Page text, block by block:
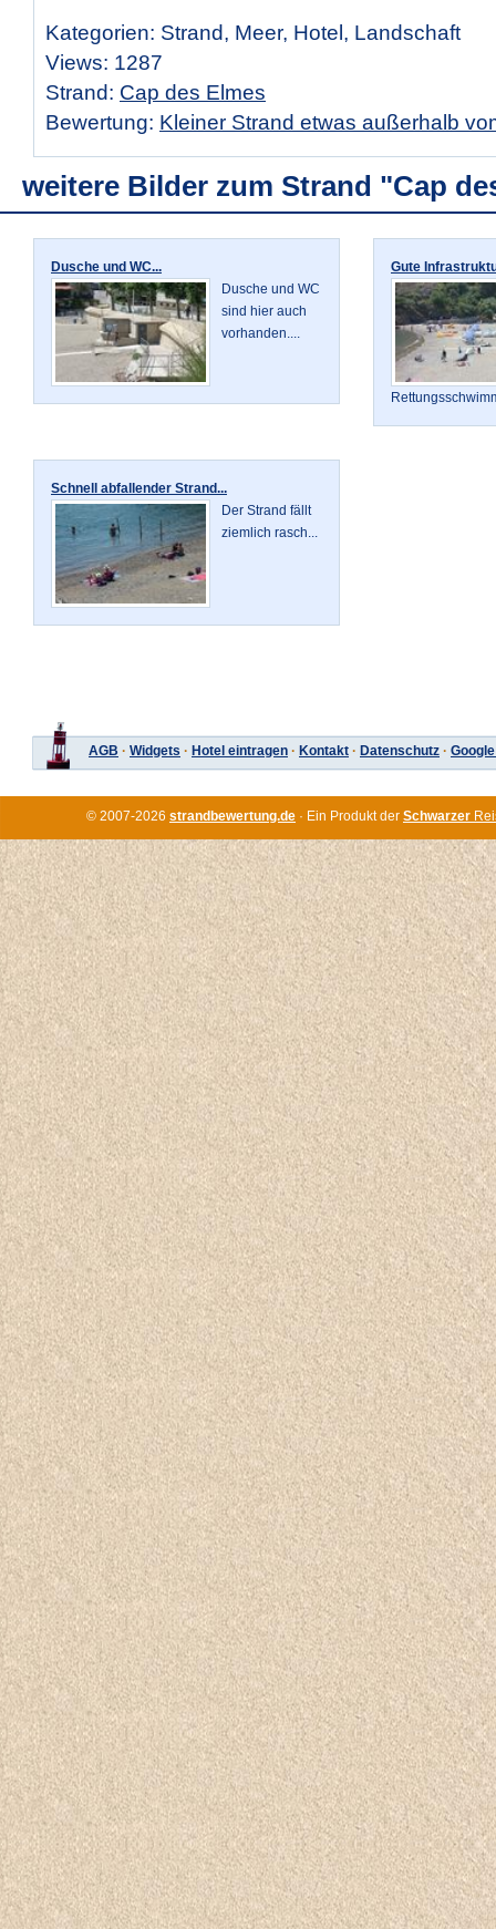
Kategorien: Strand, Meer, Hotel, Landschaft
Views: 1287
Strand: Cap des Elmes
Bewertung: Kleiner Strand etwas außerhalb
weitere Bilder zum Strand "Cap
Dusche und WC...
Dusche und WC
sind hier auch
vorhanden....
Gute
Schnell abfallender Strand...
Der Strand fällt
ziemlich rasch...
AGB · Widgets · Hotel eintragen · Kontakt · Datenschutz ·
© 2007-2026 strandbewertung.de · Ein Produkt der Schwarzer